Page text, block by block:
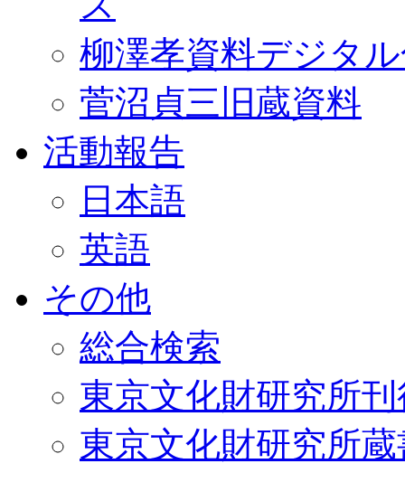
柳澤孝資料デジタ
菅沼貞三旧蔵資料
活動報告
日本語
英語
その他
総合検索
東京文化財研究所
東京文化財研究所